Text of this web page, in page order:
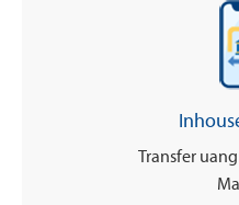
Transfer